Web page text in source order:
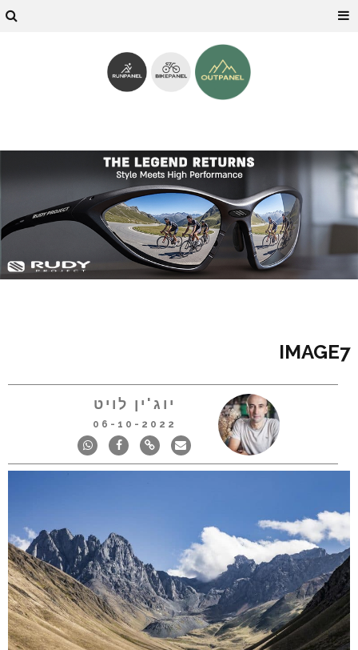
IMAGE7
יוג'ין לויט
06-10-2022